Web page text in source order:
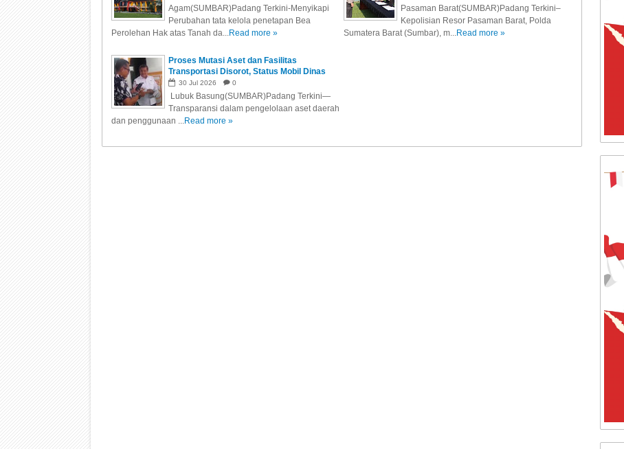
Agam(SUMBAR)Padang Terkini-Menyikapi
Perubahan tata kelola penetapan Bea
Perolehan Hak atas Tanah da...Read more »
Pasaman Barat(SUMBAR)Padang Terkini–
Kepolisian Resor Pasaman Barat, Polda
Sumatera Barat (Sumbar), m...Read more »
Proses Mutasi Aset dan Fasilitas
Transportasi Disorot, Status Mobil Dinas
Ketua DPRD Agam Jadi Pertanyaan Publik
30 Jul 2026 0
Lubuk Basung(SUMBAR)Padang Terkini—
Transparansi dalam pengelolaan aset daerah
dan penggunaan ...Read more »